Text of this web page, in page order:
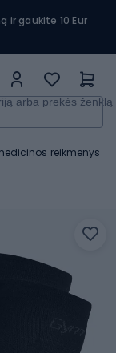
ir gaukite 10 Eur
arba prekės ženklą
reikmenys